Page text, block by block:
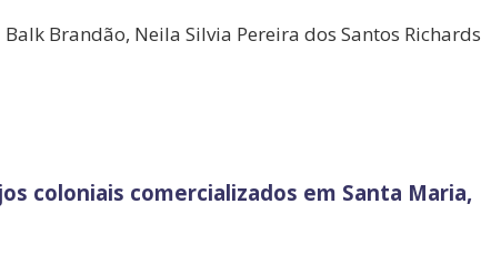
Brandão, Neila Silvia Pereira dos Santos Richards
coloniais comercializados em Santa Maria,